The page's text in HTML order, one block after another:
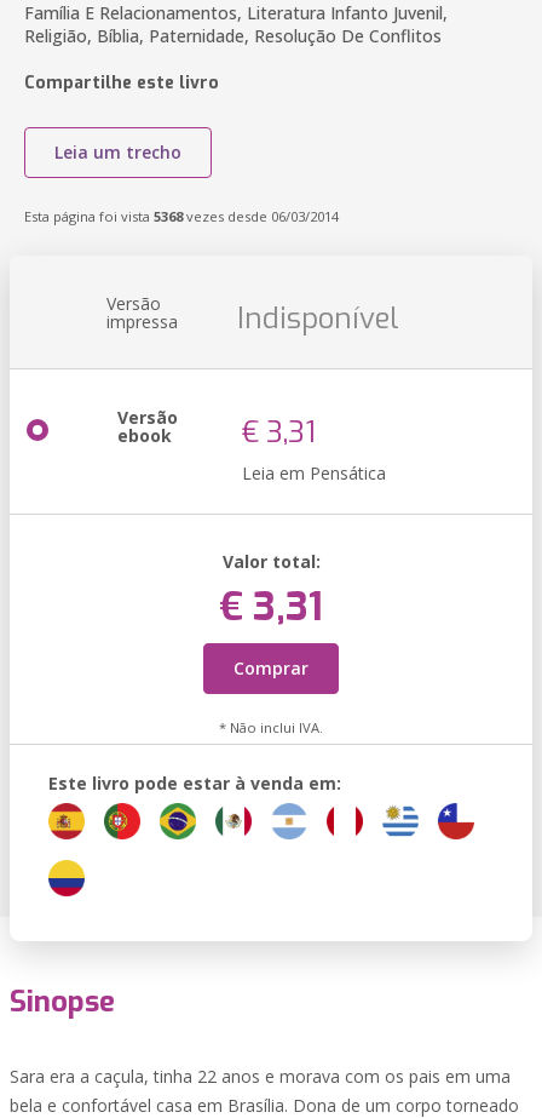
Família E Relacionamentos, Literatura Infanto Juvenil,
Religião, Bíblia, Paternidade, Resolução De Conflitos
Compartilhe este livro
Leia um trecho
Esta página foi vista 5368vezes desde 06/03/2014
Versão
impressa Indisponível
Versão
ebook € 3,31
Leia em Pensática
Valor total:
€ 3,31
Comprar
* Não inclui IVA.
Este livro pode estar à venda em:
Sinopse
Sara era a caçula, tinha 22 anos e morava com os pais em uma
bela e confortável casa em Brasília. Dona de um corpo torneado